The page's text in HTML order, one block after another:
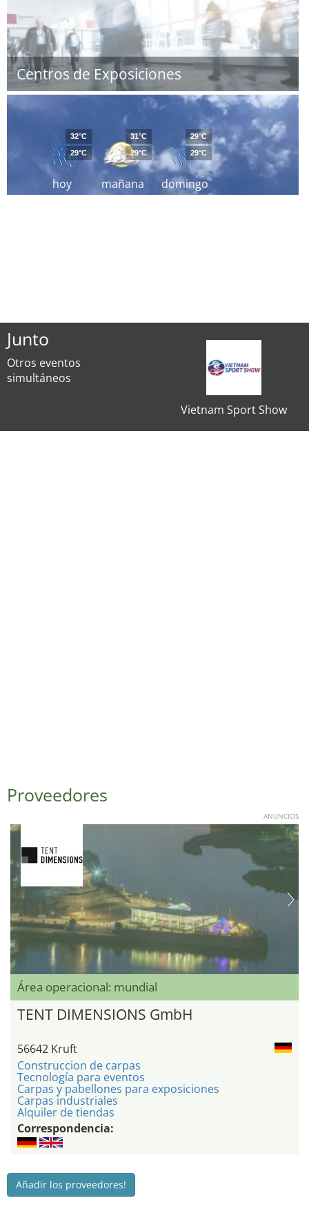
Centros de Exposiciones
hoy
32°C
29°C
mañana
31°C
29°C
domingo
29°C
29°C
Junto
Otros eventos
simultáneos
Vietnam Sport Show
Proveedores
ANUNCIOS
Área operacional: mundial
TENT DIMENSIONS GmbH
56642 Kruft
Construccion de carpas
Tecnología para eventos
Carpas y pabellones para exposiciones
Carpas industriales
Alquiler de tiendas
Correspondencia:
Añadir los proveedores!